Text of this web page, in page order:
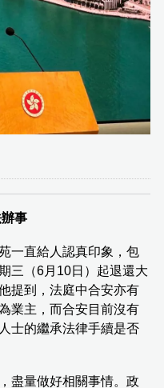
事
一直給人認真印象，包
三（6月10日）起退還大
提到，法庭中合安亦有
業主，而合安目前沒有
士的繼承法律手續是否
盡量做好相關事情。政